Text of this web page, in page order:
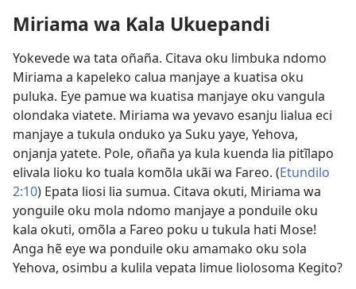
Miriama wa Kala Ukuepandi
Yokevede wa tata oñaña. Citava oku limbuka ndomo
Miriama a kapeleko calua manjaye a kuatisa oku
puluka. Eye pamue wa kuatisa manjaye oku vangula
olondaka viatete. Miriama wa yevavo esanju lialua eci
manjaye a tukula onduko ya Suku yaye, Yehova,
onjanja yatete. Pole, oñaña ya kula kuenda lia pitĩlapo
elivala lioku ko tuala komõla ukãi wa Fareo. (Etundilo
2:10) Epata liosi lia sumua. Citava okuti, Miriama wa
yonguile oku mola ndomo manjaye a ponduile oku
kala okuti, omõla a Fareo poku u tukula hati Mose!
Anga hẽ eye wa ponduile oku amamako oku sola
Yehova, osimbu a kulila vepata limue liolosoma Kegito?